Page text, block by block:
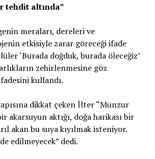
tehdit altında”
meraları, dereleri ve
etkisiyle zarar göreceği ifade
‘Burada doğduk, burada öleceğiz’
zehirlenmesine göz
kullandı.
dikkat çeken İlter “Munzur
akarsuyun aktığı, doğa harikası bir
akan bu suya kıyılmak isteniyor.
edilmeyecek” dedi.